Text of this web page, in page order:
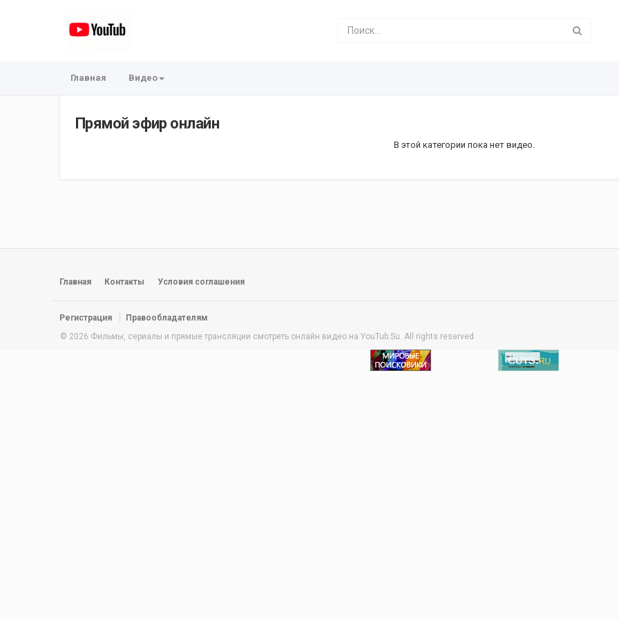
Главная Видео
Прямой эфир онлайн
В этой категории пока нет видео.
Главная Контакты Условия соглашения
Регистрация
Правообладателям
© 2026 Фильмы, сериалы и прямые трансляции смотреть онлайн видео на YouTub.Su. All rights reserved